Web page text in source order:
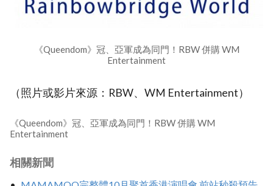
《Queendom》冠、亞軍成為同門！RBW 併購 WM
Entertainment
（照片或影片來源：RBW、WM Entertainment）
《Queendom》冠、亞軍成為同門！RBW 併購 WM
Entertainment
相關新聞